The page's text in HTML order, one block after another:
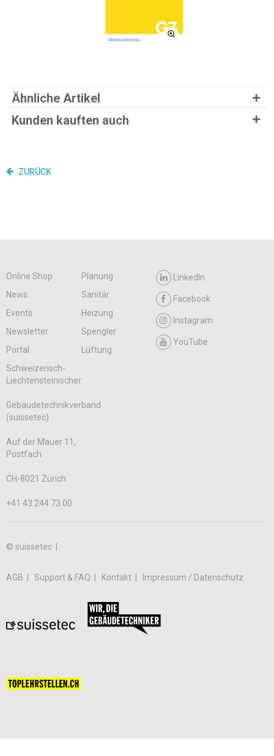
Ähnliche Artikel
Kunden kauften auch
ZURÜCK
Online Shop
Planung
News
Sanitär
Events
Heizung
Newsletter
Spengler
Portal
Lüftung
LinkedIn
Facebook
Instagram
YouTube
Schweizerisch-
Liechtensteinischer
Gebäudetechnikverband
(suissetec)
Auf der Mauer 11,
Postfach
CH-8021 Zürich
+41 43 244 73 00
© suissetec |
AGB Support & FAQ Kontakt Impressum / Datenschutz